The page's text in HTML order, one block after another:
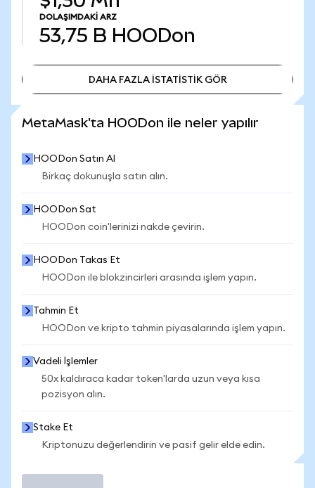
DOLAŞIMDAKI ARZ
53,75 B HOODon
DAHA FAZLA İSTATİSTİK GÖR
MetaMask'ta HOODon ile neler yapılır
HOODon Satın Al
Birkaç dokunuşla satın alın.
HOODon Sat
HOODon coin'lerinizi nakde çevirin.
HOODon Takas Et
HOODon ile blokzincirleri arasında işlem yapın.
Tahmin Et
HOODon ve kripto tahmin piyasalarında işlem yapın.
Vadeli İşlemler
50x kaldıraca kadar token'larda uzun veya kısa
pozisyon alın.
Stake Et
Kriptonuzu değerlendirin ve pasif gelir elde edin.